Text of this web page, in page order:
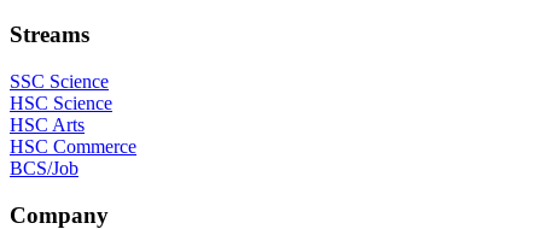
Streams
SSC Science
HSC Science
HSC Arts
HSC Commerce
BCS/Job
Company